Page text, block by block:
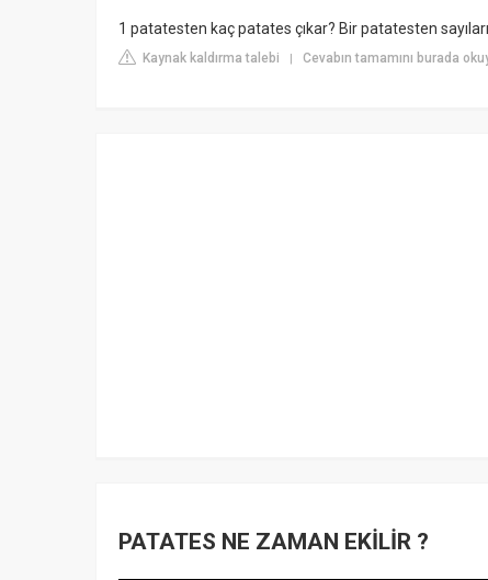
1 patatesten kaç patates çıkar? Bir patatesten
Kaynak kaldırma talebi | Cevabın tamamını burada
PATATES NE ZAMAN EKİLİR ?